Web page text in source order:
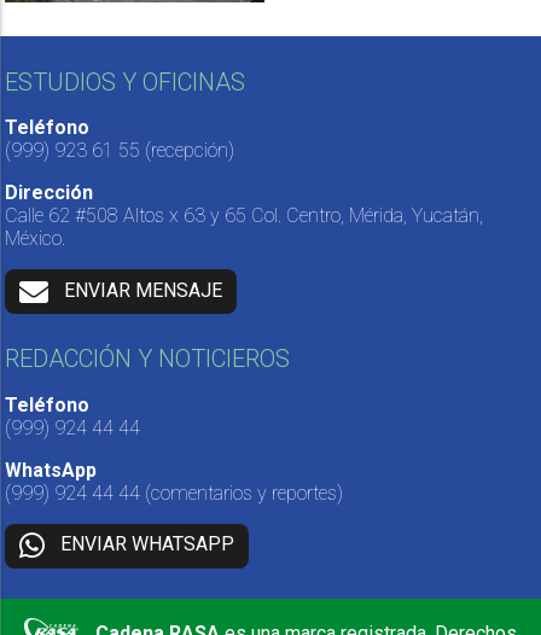
ESTUDIOS Y OFICINAS
Teléfono
(999) 923 61 55 (recepción)
Dirección
Calle 62 #508 Altos x 63 y 65 Col. Centro, Mérida, Yucatán,
México.
ENVIAR MENSAJE
REDACCIÓN Y NOTICIEROS
Teléfono
(999) 924 44 44
WhatsApp
(999) 924 44 44 (comentarios y reportes)
ENVIAR WHATSAPP